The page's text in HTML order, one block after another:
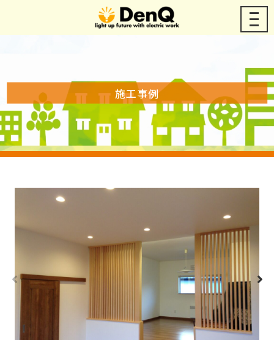
メ
ニ
施工事例